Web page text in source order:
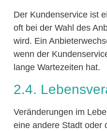
Der Kundenservice ist
oft bei der Wahl des
wird. Ein
wenn der
lange Wartezeiten hat.
2.4.
Veränderungen im
eine andere Stadt oder